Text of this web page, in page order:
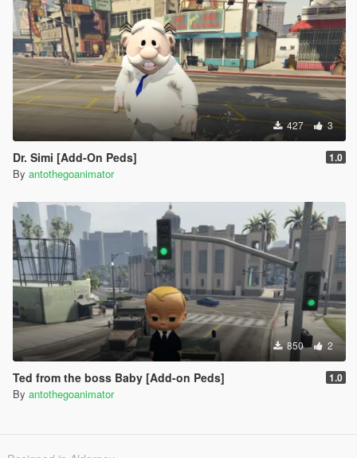
427 3
Dr. Simi [Add-On Peds] 1.0
By antothegoanimator
850 2
Ted from the boss Baby [Add-on Peds] 1.0
By antothegoanimator